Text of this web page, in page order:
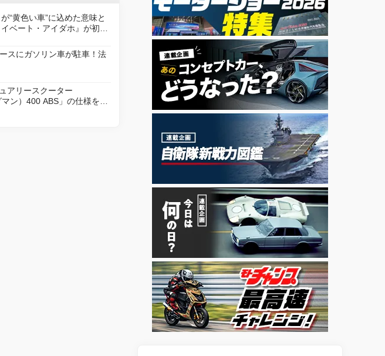
“黄色い車”に込めた意味と
ベート・アイダホ』が初の
復活
スにガソリン車が駐車！法
アリースクーター
ン）400 ABS」の仕様を変